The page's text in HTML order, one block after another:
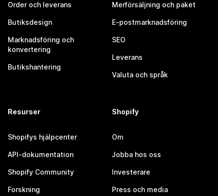
Order och leverans
Butiksdesign
Marknadsföring och
konvertering
Butikshantering
Merförsäljning och paket
E-postmarknadsföring
SEO
Leverans
Valuta och språk
Resurser
Shopifys hjälpcenter
API-dokumentation
Shopify Community
Forskning
Shopify
Om
Jobba hos oss
Investerare
Press och media